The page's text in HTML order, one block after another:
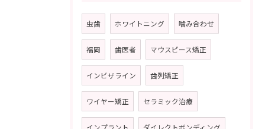
虫歯 ホワイトニング 噛み合わせ
福岡 歯医者 マウスピース矯正
インビザライン 歯列矯正
ワイヤー矯正 セラミック治療